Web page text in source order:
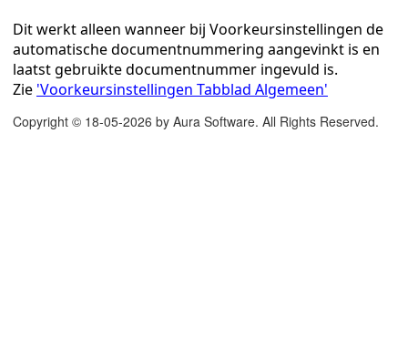
Dit werkt alleen wanneer bij Voorkeursinstellingen de
automatische documentnummering aangevinkt is en
laatst gebruikte documentnummer ingevuld is.
Zie 'Voorkeursinstellingen Tabblad Algemeen'
Copyright © 18-05-2026 by Aura Software. All Rights Reserved.